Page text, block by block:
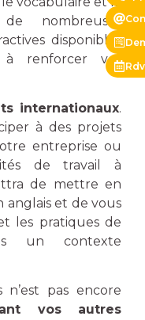
nombreuses
disponibles
renforcer vos
internationaux.
à des projets
entreprise ou
de travail à
de mettre en
anglais et de vous
les pratiques de
un contexte
n’est pas encore
vos autres